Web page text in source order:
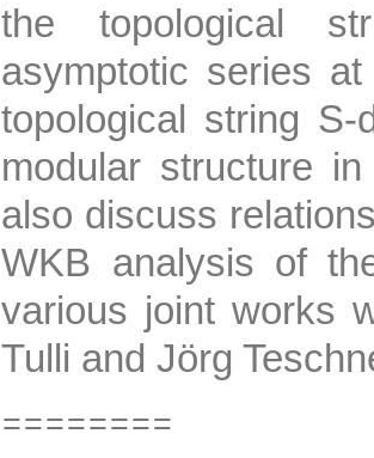
the topological
asymptotic series
topological string
modular structure
also discuss
WKB analysis of
various joint works
Tulli and Jörg
========